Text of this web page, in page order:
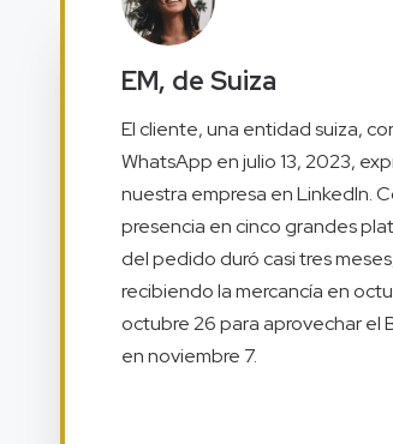
EM, de Suiza
El cliente, una entidad suiza,
WhatsApp en julio 13, 2023,
nuestra empresa en LinkedIn.
presencia en cinco grandes
del pedido duró casi tres
recibiendo la mercancía en
octubre 26 para aprovechar el
en noviembre 7.